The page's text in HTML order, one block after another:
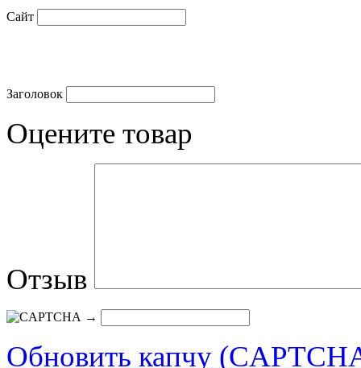
Сайт
Заголовок
Оцените товар
Отзыв
→
Обновить капчу